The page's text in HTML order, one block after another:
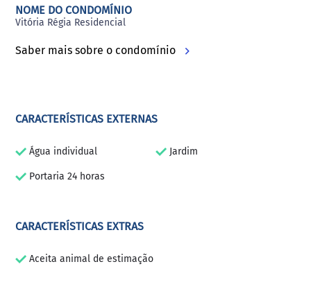
NOME DO CONDOMÍNIO
Vitória Régia Residencial
Saber mais sobre o condomínio
CARACTERÍSTICAS EXTERNAS
Água individual Jardim
Portaria 24 horas
CARACTERÍSTICAS EXTRAS
Aceita animal de estimação